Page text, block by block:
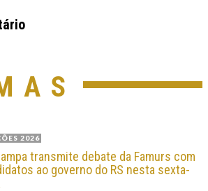
2026
transmite debate da Famurs com
ao governo do RS nesta sexta-